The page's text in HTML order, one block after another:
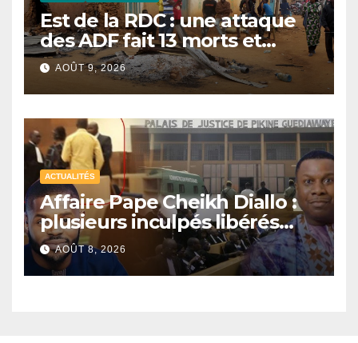
Est de la RDC : une attaque
des ADF fait 13 morts et
réduit un village en cendres
AOÛT 9, 2026
ACTUALITÉS
Affaire Pape Cheikh Diallo :
plusieurs inculpés libérés
après un non-lieu partiel
AOÛT 8, 2026